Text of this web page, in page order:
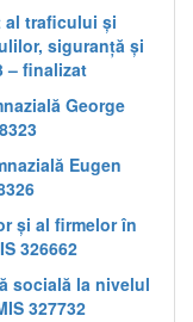
al traficului și
siguranță și
– finalizat
George
Eugen
și al firmelor în
326662
socială la nivelul
327732